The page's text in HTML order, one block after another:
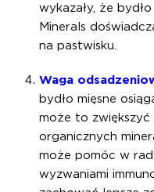
wykazały, że
Minerals
na pastwisku.
Waga
bydło mięsne
może to
organicznych
może pomóc w
wyzwaniami